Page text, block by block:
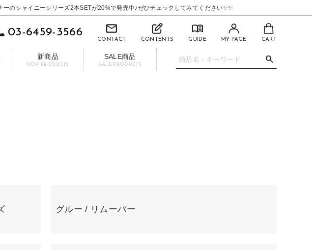
のシャイニーシリーズ2本SETが20%で発売中♪ぜひチェックしてみてください✨✨
03-6459-3566
CONTACT CONTENTS GUIDE MY PAGE CART
新商品
NEW PRODUCTS
SALE商品
SALE PRODUCTS
グルー / リムーバー